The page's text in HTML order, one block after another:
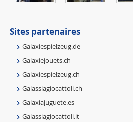
Sites partenaires
Galaxiespielzeug.de
Galaxiejouets.ch
Galaxiespielzeug.ch
Galassiagiocattoli.ch
Galaxiajuguete.es
Galassiagiocattoli.it